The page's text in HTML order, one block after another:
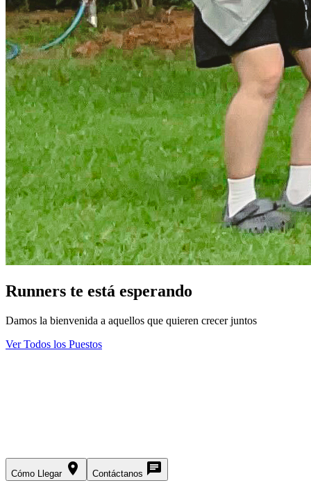
Runners te está esperando
Damos la bienvenida a aquellos que quieren crecer juntos
Ver Todos los Puestos
Cómo Llegar place Contáctanos chat